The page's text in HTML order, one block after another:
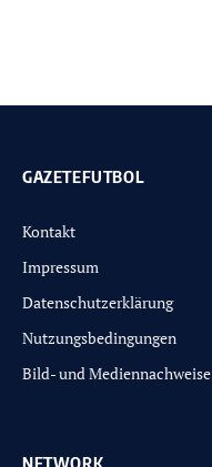
GAZETEFUTBOL
Kontakt
Impressum
Datenschutzerklärung
Nutzungsbedingungen
Bild- und Mediennachweise
NETWORK